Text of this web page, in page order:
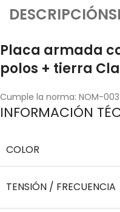
DESCRIPCIÓN
Placa armada
polos + tierra
Cumple la norma: NOM-
INFORMACIÓN
COLOR
TENSIÓN / FRECUENCIA